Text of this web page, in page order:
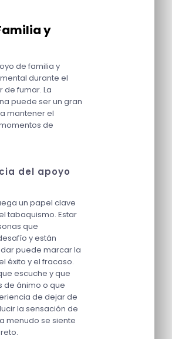
y
de familia y
durante el
fumar. La
puede ser un gran
mantener el
de
del apoyo
un papel clave
tabaquismo. Estar
que
y están
puede marcar la
éxito y el fracaso.
escuche y que
de ánimo o que
de dejar de
la sensación de
menudo se siente